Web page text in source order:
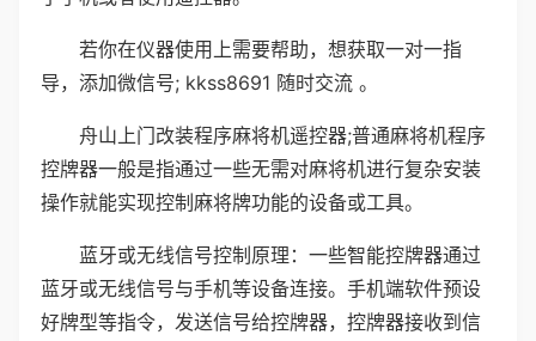
若你在仪器使用上需要帮助，想获取一对一指
导，添加微信号; kkss8691 随时交流 。
舟山上门改装程序麻将机遥控器;普通麻将机程序
控牌器一般是指通过一些无需对麻将机进行复杂安装
操作就能实现控制麻将牌功能的设备或工具。
蓝牙或无线信号控制原理：一些智能控牌器通过
蓝牙或无线信号与手机等设备连接。手机端软件预设
好牌型等指令，发送信号给控牌器，控牌器接收到信